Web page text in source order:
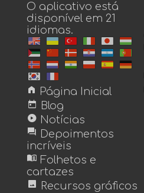
O aplicativo está
disponível em 21
idiomas.
home Página Inicial
today Blog
play_circle Notícias
forum Depoimentos
incríveis
menu_book Folhetos e
cartazes
image Recursos gráficos